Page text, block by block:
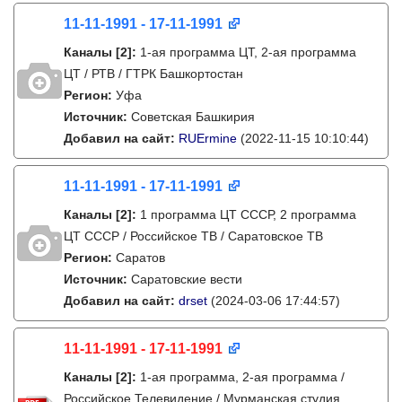
11-11-1991 - 17-11-1991
Каналы [2]: 1-ая программа ЦТ, 2-ая программа
ЦТ / РТВ / ГТРК Башкортостан
Регион: Уфа
Источник: Советская Башкирия
Добавил на сайт: RUErmine (2022-11-15 10:10:44)
11-11-1991 - 17-11-1991
Каналы [2]: 1 программа ЦТ СССР, 2 программа
ЦТ СССР / Российское ТВ / Саратовское ТВ
Регион: Саратов
Источник: Саратовские вести
Добавил на сайт: drset (2024-03-06 17:44:57)
11-11-1991 - 17-11-1991
Каналы [2]: 1-ая программа, 2-ая программа /
Российское Телевидение / Мурманская студия